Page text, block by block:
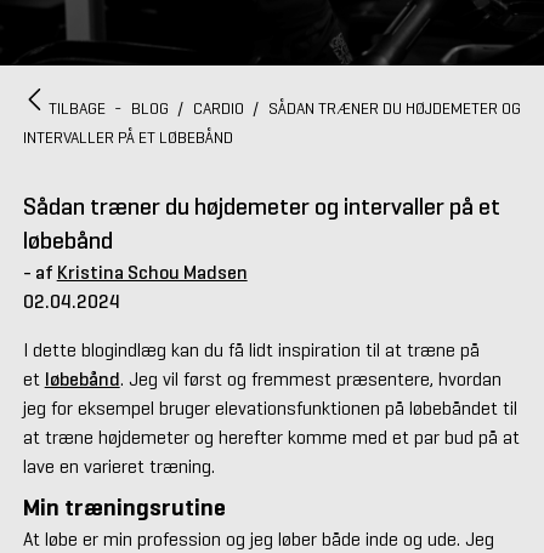
TILBAGE - BLOG / CARDIO / SÅDAN TRÆNER DU HØJDEMETER OG
INTERVALLER PÅ ET LØBEBÅND
Sådan træner du højdemeter og intervaller på et
løbebånd
- af Kristina Schou Madsen
02.04.2024
I dette blogindlæg kan du få lidt inspiration til at træne på
et løbebånd. Jeg vil først og fremmest præsentere, hvordan
jeg for eksempel bruger elevationsfunktionen på løbebåndet til
at træne højdemeter og herefter komme med et par bud på at
lave en varieret træning.
Min træningsrutine
At løbe er min profession og jeg løber både inde og ude. Jeg